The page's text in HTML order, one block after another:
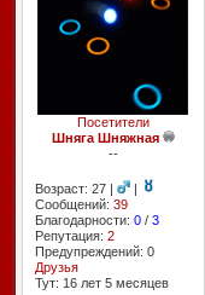
Посетители
Шняга Шняжная
--
Возраст: 27 |
|
Сообщений: 39
Благодарности: 0/ 3
Репутация: 2
Предупреждений: 0
Друзья
Тут: 16 лет 5 месяцев